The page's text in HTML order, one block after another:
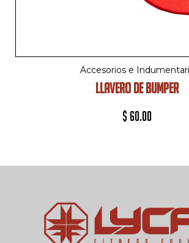
Accesorios e
LLAVERO DE BUMPER
$ 60.00